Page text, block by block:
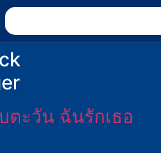
ตะวัน ฉันรักเธอ